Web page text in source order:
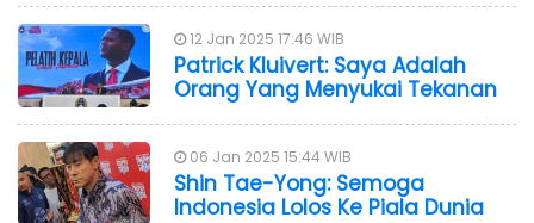
12 Jan 2025 17:46 WIB
Patrick Kluivert: Saya Adalah
Orang Yang Menyukai Tekanan
06 Jan 2025 15:44 WIB
Shin Tae-Yong: Semoga
Indonesia Lolos Ke Piala Dunia